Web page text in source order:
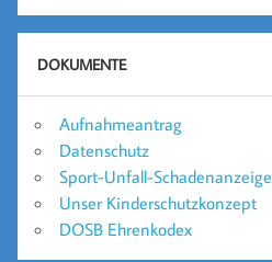
DOKUMENTE
Aufnahmeantrag
Datenschutz
Sport-Unfall-Schadenanzeige
Unser Kinderschutzkonzept
DOSB Ehrenkodex